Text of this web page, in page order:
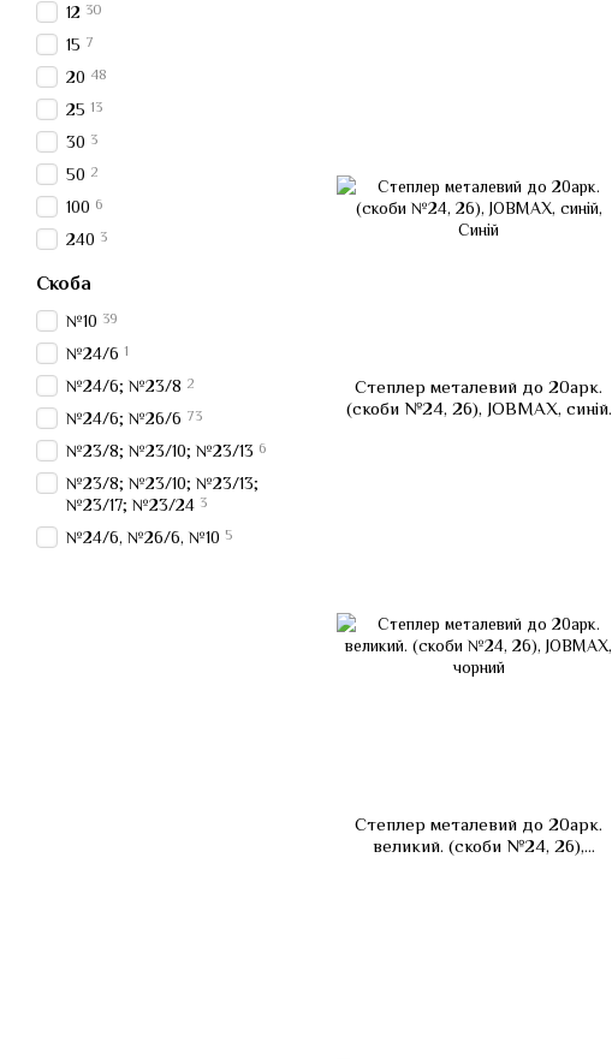
Степлер металевий до 20арк.
(скоби №24, 26), JOBMAX, синій,
Степлер металевий до 20арк.
великий. (скоби №24, 26),
12 30
15 7
20 48
25 13
30 3
50 2
100 6
240 3
Скоба
№10 39
№24/6 1
№24/6; №23/8 2
№24/6; №26/6 73
№23/8; №23/10; №23/13 6
№23/8; №23/10; №23/13;
№23/17; №23/24 3
№24/6, №26/6, №10 5